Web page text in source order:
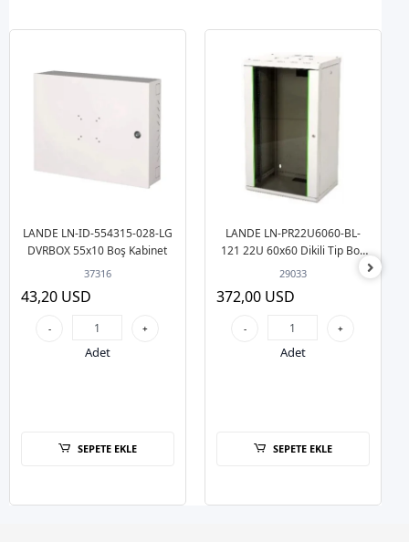
LANDE LN-ID-554315-028-LG
DVRBOX 55x10 Boş Kabinet
37316
43,20 USD
- +
Adet
SEPETE EKLE
LANDE LN-PR22U6060-BL-
121 22U 60x60 Dikili Tip Boş
Kabinet
29033
372,00 USD
- +
Adet
SEPETE EKLE